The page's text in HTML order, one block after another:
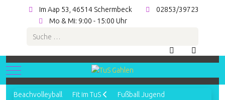
Im Aap 53, 46514 Schermbeck
02853/39723
Mo & Mi: 9:00 - 15:00 Uhr
Suchen
Mobile Menu Toggle
Beachvolleyball Fit im TuS
Fußball Jugend